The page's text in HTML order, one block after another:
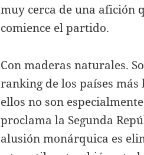
muy cerca de una afición
comience el partido.
Con maderas naturales.
ranking de los países
ellos no son
proclama la Segunda
alusión monárquica es